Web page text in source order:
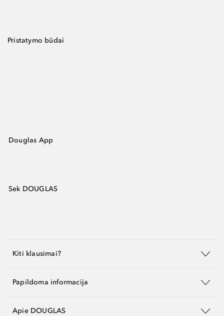
Pristatymo būdai
Douglas App
Sek DOUGLAS
Kiti klausimai?
Papildoma informacija
Apie DOUGLAS